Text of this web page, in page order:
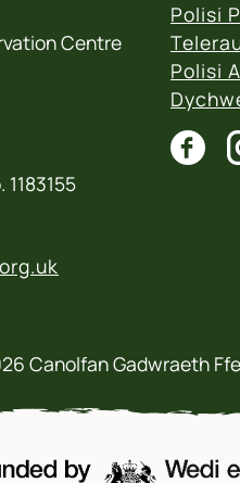
Centre
Polisi
Polisi
Canolfan Gadwraeth